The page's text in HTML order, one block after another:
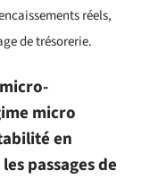
réels,
de trésorerie.
micro
en
passages de